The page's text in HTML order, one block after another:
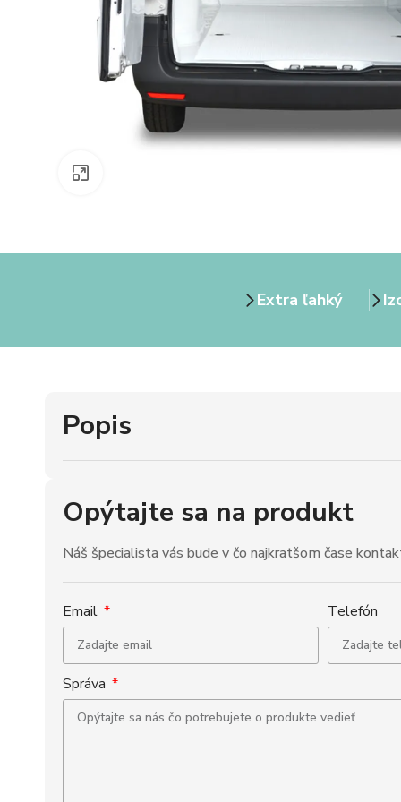
Extra ľahký
Popis
Opýtajte sa na produkt
Náš špecialista vás bude v čo najkratšom čase
Email Telefón
Správa